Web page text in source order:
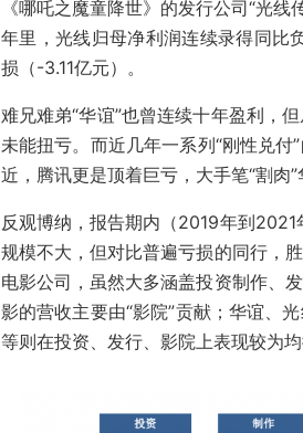
《哪吒之魔童降世》的发行公司“光
年里，光线归母净利润连续录得同比
损（-3.11亿元）。
难兄难弟“华谊”也曾连续十年盈利，
未能扭亏。而近几年一系列“刚性兑
近，腾讯更是顶着巨亏，大手笔“割肉”
反观博纳，报告期内（2019年到2021
规模不大，但对比普遍亏损的同行，
电影公司，虽然大多涵盖投资制作、
影的营收主要由“影院”贡献；华谊、
等则在投资、发行、影院上表现较为均